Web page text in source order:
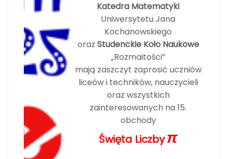
Katedra Matematyki
Uniwersytetu Jana
Kochanowskiego
oraz Studenckie Koło Naukowe
„Rozmaitości”
mają zaszczyt zaprosić uczniów
liceów i techników, nauczycieli
oraz wszystkich
zainteresowanych na 15.
obchody
Święta Liczbyπ